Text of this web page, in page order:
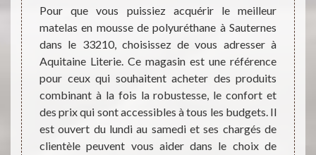
une
à
la
de
Pour que vous puissiez acquérir le meilleur
matelas en mousse de polyuréthane à Sauternes
dans le 33210, choisissez de vous adresser à
Aquitaine Literie. Ce magasin est une référence
pour ceux qui souhaitent acheter des produits
combinant à la fois la robustesse, le confort et
des prix qui sont accessibles à tous les budgets. Il
est ouvert du lundi au samedi et ses chargés de
clientèle peuvent vous aider dans le choix de
une
vous
les
vous